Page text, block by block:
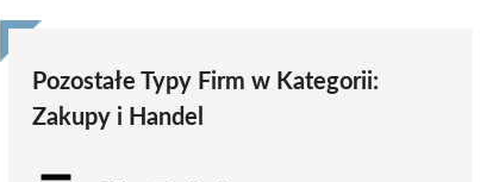
Pozostałe Typy Firm w Kategorii:
Zakupy i Handel